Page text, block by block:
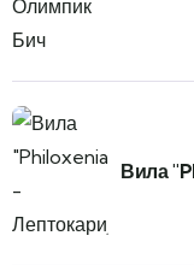
Вила